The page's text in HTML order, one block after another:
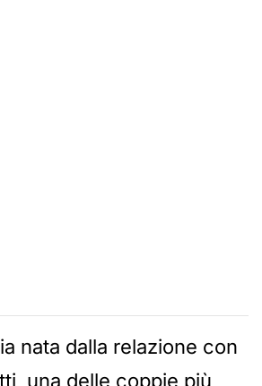
nata dalla relazione con
una delle coppie più